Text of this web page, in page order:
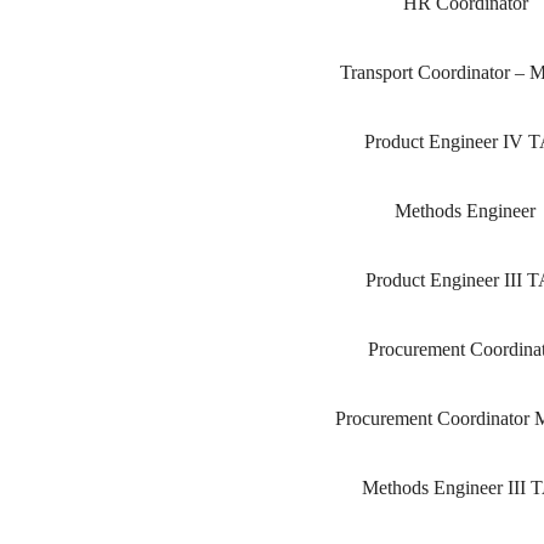
Transport Coordinator –
Product Engineer IV
Methods Engineer
Product Engineer III
Procurement
Procurement Coordinator
Methods Engineer III